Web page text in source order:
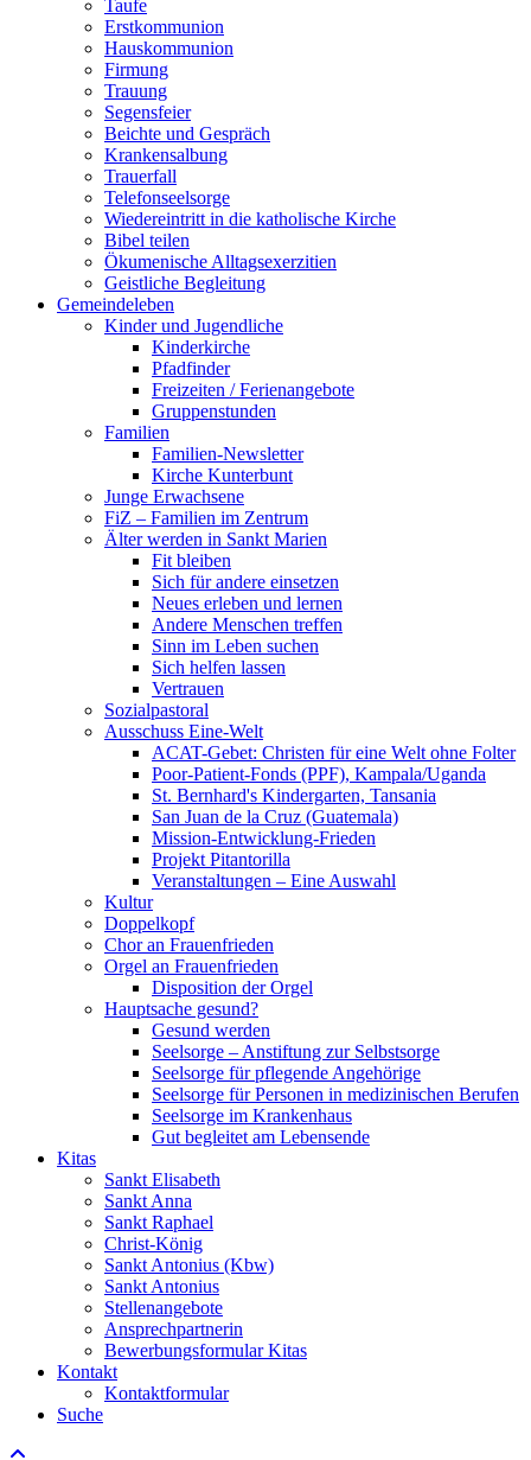
Taufe
Erstkommunion
Hauskommunion
Firmung
Trauung
Segensfeier
Beichte und Gespräch
Krankensalbung
Trauerfall
Telefonseelsorge
Wiedereintritt in die katholische Kirche
Bibel teilen
Ökumenische Alltagsexerzitien
Geistliche Begleitung
Gemeindeleben
Kinder und Jugendliche
Kinderkirche
Pfadfinder
Freizeiten / Ferienangebote
Gruppenstunden
Familien
Familien-Newsletter
Kirche Kunterbunt
Junge Erwachsene
FiZ – Familien im Zentrum
Älter werden in Sankt Marien
Fit bleiben
Sich für andere einsetzen
Neues erleben und lernen
Andere Menschen treffen
Sinn im Leben suchen
Sich helfen lassen
Vertrauen
Sozialpastoral
Ausschuss Eine-Welt
ACAT-Gebet: Christen für eine Welt ohne Folter
Poor-Patient-Fonds (PPF), Kampala/Uganda
St. Bernhard's Kindergarten, Tansania
San Juan de la Cruz (Guatemala)
Mission-Entwicklung-Frieden
Projekt Pitantorilla
Veranstaltungen – Eine Auswahl
Kultur
Doppelkopf
Chor an Frauenfrieden
Orgel an Frauenfrieden
Disposition der Orgel
Hauptsache gesund?
Gesund werden
Seelsorge – Anstiftung zur Selbstsorge
Seelsorge für pflegende Angehörige
Seelsorge für Personen in medizinischen Berufen
Seelsorge im Krankenhaus
Gut begleitet am Lebensende
Kitas
Sankt Elisabeth
Sankt Anna
Sankt Raphael
Christ-König
Sankt Antonius (Kbw)
Sankt Antonius
Stellenangebote
Ansprechpartnerin
Bewerbungsformular Kitas
Kontakt
Kontaktformular
Suche